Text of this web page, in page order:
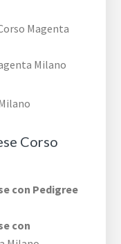
Magenta
Milano
Corso
con Pedigree
con